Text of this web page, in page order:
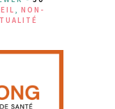
, NON-